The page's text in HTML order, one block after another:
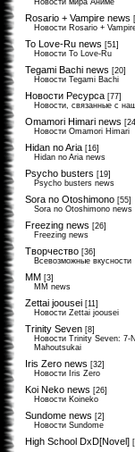
Новости мира Аниме
Rosario + Vampire news
Новости Rosario +
To Love-Ru news [51]
Новости To Love-Ru
Tegami Bachi news [20]
Новости Tegami Bachi
Новости Ресурса [77]
Новости, связанные с
Omamori Himari news
Новости Omamori Himari
Hidan no Aria [16]
Hidan no Aria news
Psycho busters [19]
Psycho busters news
Sora no Otoshimono [55]
Sora no Otoshimono news
Freezing news [26]
Freezing news
Творчество [36]
Всевозможные вкусности
MM [3]
MM news
Zettai joousei [11]
Новости Zettai joousei
Trinity Seven [8]
Новости Trinity Seven: 7-
Mahoutsukai
Iris Zero news [32]
Новости Iris Zero
Koi Neko news [26]
Новости Koineko
Sundome news [2]
Новости Sundome
High School DxD[Novel]